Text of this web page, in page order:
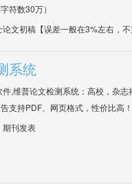
符数30万）
文初稿【误差一般在3%左右，不
系统
,维普论文检测系统：高校，杂
支持PDF、网页格式，性价比高！
期刊发表